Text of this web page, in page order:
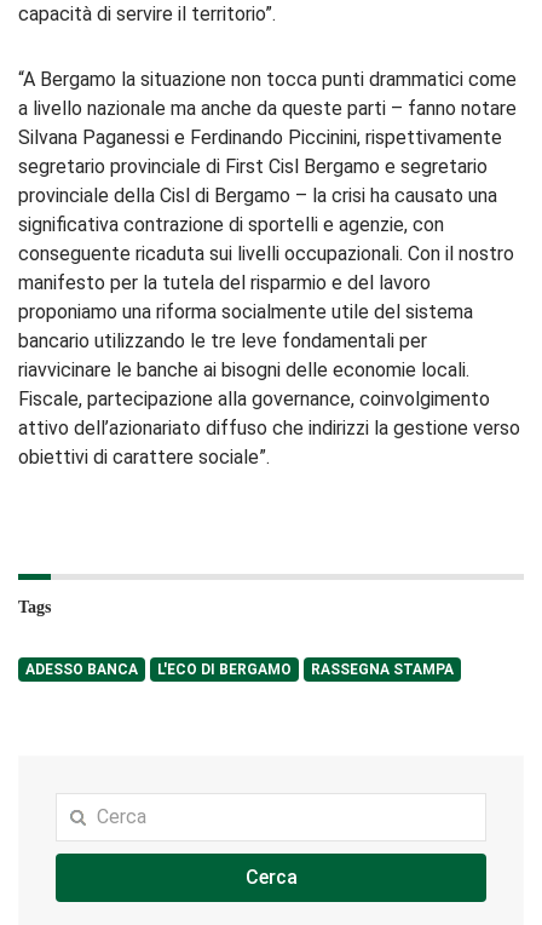
capacità di servire il territorio”.
“A Bergamo la situazione non tocca punti drammatici come
a livello nazionale ma anche da queste parti – fanno notare
Silvana Paganessi e Ferdinando Piccinini, rispettivamente
segretario provinciale di First Cisl Bergamo e segretario
provinciale della Cisl di Bergamo – la crisi ha causato una
significativa contrazione di sportelli e agenzie, con
conseguente ricaduta sui livelli occupazionali. Con il nostro
manifesto per la tutela del risparmio e del lavoro
proponiamo una riforma socialmente utile del sistema
bancario utilizzando le tre leve fondamentali per
riavvicinare le banche ai bisogni delle economie locali.
Fiscale, partecipazione alla governance, coinvolgimento
attivo dell’azionariato diffuso che indirizzi la gestione verso
obiettivi di carattere sociale”.
Tags
ADESSO BANCA L'ECO DI BERGAMO RASSEGNA STAMPA
Cerca